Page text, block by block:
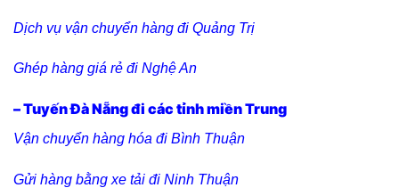
Dịch vụ vận chuyển hàng đi Quảng Trị
Ghép hàng giá rẻ đi Nghệ An
– Tuyến Đà Nẵng đi các tỉnh miền Trung
Vận chuyển hàng hóa đi Bình Thuận
Gửi hàng bằng xe tải đi Ninh Thuận